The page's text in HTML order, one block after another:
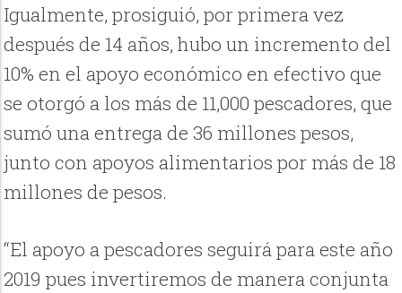
Igualmente, prosiguió, por primera vez
después de 14 años, hubo un incremento del
10% en el apoyo económico en efectivo que
se otorgó a los más de 11,000 pescadores, que
sumó una entrega de 36 millones pesos,
junto con apoyos alimentarios por más de 18
millones de pesos.
“El apoyo a pescadores seguirá para este año
2019 pues invertiremos de manera conjunta